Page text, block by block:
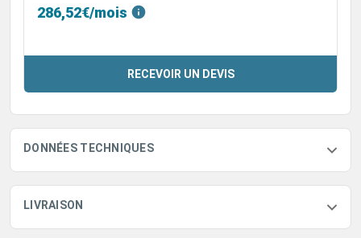
286,52€/mois
RECEVOIR UN DEVIS
DONNÉES TECHNIQUES
LIVRAISON